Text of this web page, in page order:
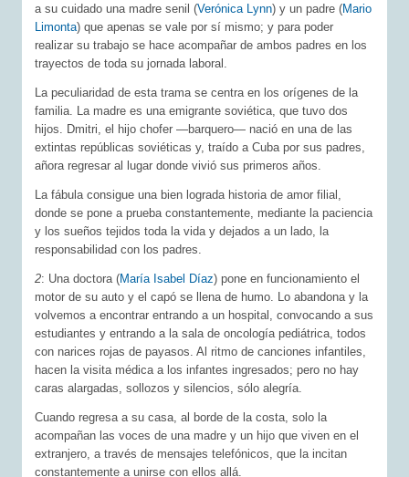
a su cuidado una madre senil (Verónica Lynn) y un padre (Mario
Limonta) que apenas se vale por sí mismo; y para poder
realizar su trabajo se hace acompañar de ambos padres en los
trayectos de toda su jornada laboral.
La peculiaridad de esta trama se centra en los orígenes de la
familia. La madre es una emigrante soviética, que tuvo dos
hijos. Dmitri, el hijo chofer ―barquero― nació en una de las
extintas repúblicas soviéticas y, traído a Cuba por sus padres,
añora regresar al lugar donde vivió sus primeros años.
La fábula consigue una bien lograda historia de amor filial,
donde se pone a prueba constantemente, mediante la paciencia
y los sueños tejidos toda la vida y dejados a un lado, la
responsabilidad con los padres.
2: Una doctora (María Isabel Díaz) pone en funcionamiento el
motor de su auto y el capó se llena de humo. Lo abandona y la
volvemos a encontrar entrando a un hospital, convocando a sus
estudiantes y entrando a la sala de oncología pediátrica, todos
con narices rojas de payasos. Al ritmo de canciones infantiles,
hacen la visita médica a los infantes ingresados; pero no hay
caras alargadas, sollozos y silencios, sólo alegría.
Cuando regresa a su casa, al borde de la costa, solo la
acompañan las voces de una madre y un hijo que viven en el
extranjero, a través de mensajes telefónicos, que la incitan
constantemente a unirse con ellos allá.